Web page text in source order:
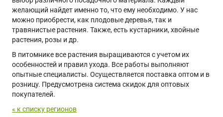
желающий найдет именно то, что ему необходимо. У нас
можно приобрести, как плодовые деревья, так и
травянистые растения. Также, есть кустарники, хвойные
растения, розы и др.
В питомнике все растения выращиваются с учетом их
особенностей и правил ухода. Все работы выполняют
опытные специалисты. Осуществляется поставка оптом и в
розницу. Предусмотрена система скидок для оптовых
покупателей.
« к списку регионов